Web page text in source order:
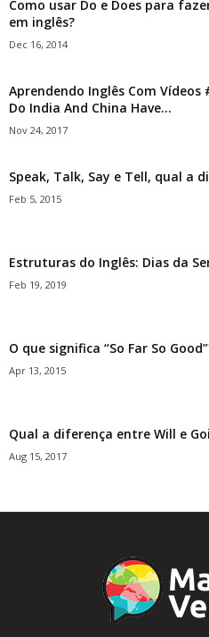
Como usar Do e Does para
em inglês?
Dec 16, 2014
Aprendendo Inglês Com Vídeos
Do India And China Have...
Nov 24, 2017
Speak, Talk, Say e Tell, qual a
Feb 5, 2015
Estruturas do Inglês: Dias da
Feb 19, 2019
O que significa “So Far So
Apr 13, 2015
Qual a diferença entre Will e
Aug 15, 2017